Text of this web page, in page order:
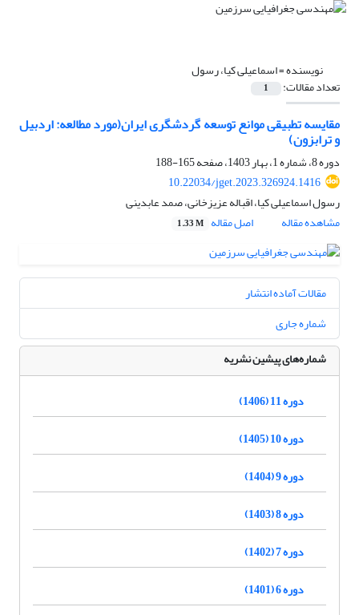
نویسنده =اسماعیلی کیا، رسول
تعداد مقالات: 1
مقایسه تطبیقی موانع توسعه گردشگری ایران(مورد مطالعه: اردبیل
و ترابزون)
دوره 8، شماره 1، بهار 1403، صفحه
165-188
10.22034/jget.2023.326924.1416
رسول اسماعیلی کیا، اقباله عزیزخانی، صمد عابدینی
مشاهده مقاله
اصل مقاله 1.33 M
مقالات آماده انتشار
شماره جاری
شماره‌های پیشین نشریه
دوره 11 (1406)
دوره 10 (1405)
دوره 9 (1404)
دوره 8 (1403)
دوره 7 (1402)
دوره 6 (1401)